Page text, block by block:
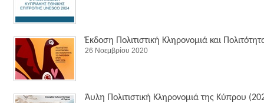
Έκδοση Πολιτιστική Κληρονομιά και
26 Νοεμβρίου 2020
Άυλη Πολιτιστική Κληρονομιά της Κύπρου